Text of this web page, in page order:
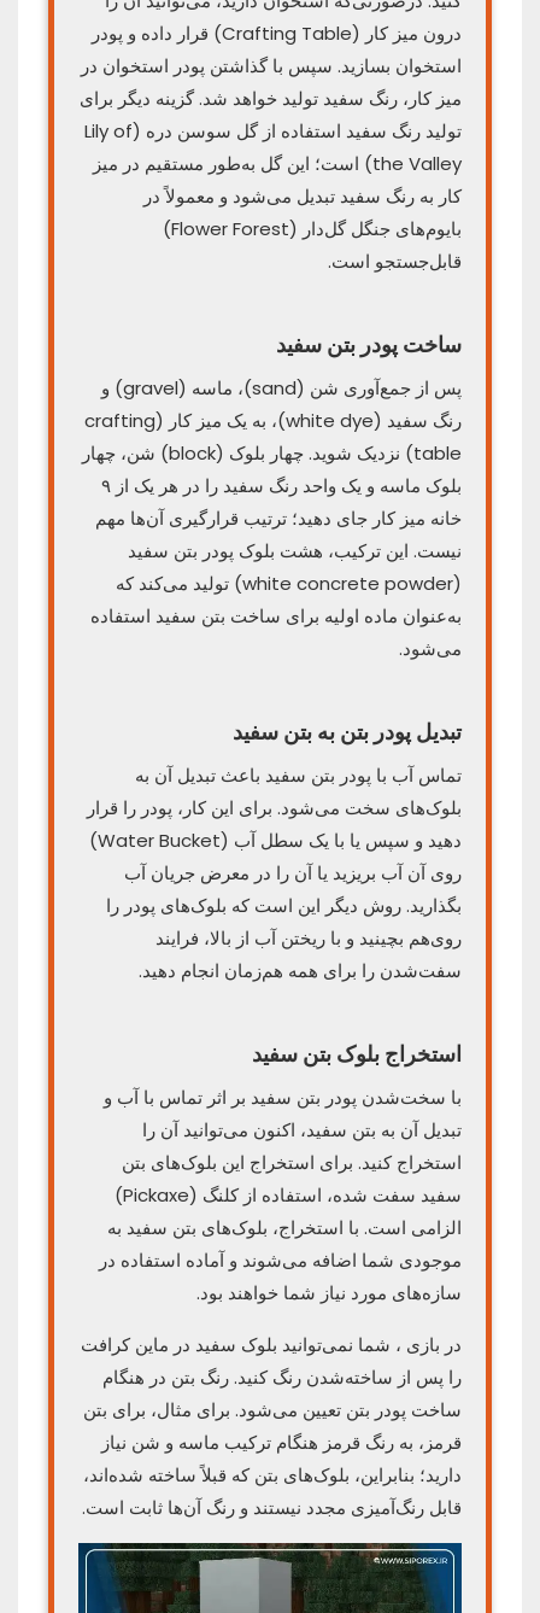
درون میز کار (Crafting Table) قرار داده و پودر
استخوان بسازید. سپس با گذاشتن پودر استخوان در
میز کار، رنگ سفید تولید خواهد شد. گزینه دیگر برای
تولید رنگ سفید استفاده از گل سوسن دره (Lily of
the Valley) است؛ این گل به‌طور مستقیم در میز
کار به رنگ سفید تبدیل می‌شود و معمولاً در
بایوم‌های جنگل گل‌دار (Flower Forest)
قابل‌جستجو است.
ساخت پودر بتن سفید
پس از جمع‌آوری شن (sand)، ماسه (gravel) و
رنگ سفید (white dye)، به یک میز کار (crafting
table) نزدیک شوید. چهار بلوک (block) شن، چهار
بلوک ماسه و یک واحد رنگ سفید را در هر یک از ۹
خانه میز کار جای دهید؛ ترتیب قرارگیری آن‌ها مهم
نیست. این ترکیب، هشت بلوک پودر بتن سفید
(white concrete powder) تولید می‌کند که
به‌عنوان ماده اولیه برای ساخت بتن سفید استفاده
می‌شود.
تبدیل پودر بتن به بتن سفید
تماس آب با پودر بتن سفید باعث تبدیل آن به
بلوک‌های سخت می‌شود. برای این کار، پودر را قرار
دهید و سپس یا با یک سطل آب (Water Bucket)
روی آن آب بریزید یا آن را در معرض جریان آب
بگذارید. روش دیگر این است که بلوک‌های پودر را
روی‌هم بچینید و با ریختن آب از بالا، فرایند
سفت‌شدن را برای همه هم‌زمان انجام دهید.
استخراج بلوک بتن سفید
با سخت‌شدن پودر بتن سفید بر اثر تماس با آب و
تبدیل آن به بتن سفید، اکنون می‌توانید آن را
استخراج کنید. برای استخراج این بلوک‌های بتن
سفید سفت شده، استفاده از کلنگ (Pickaxe)
الزامی است. با استخراج، بلوک‌های بتن سفید به
موجودی شما اضافه می‌شوند و آماده استفاده در
سازه‌های مورد نیاز شما خواهند بود.
در بازی ، شما نمی‌توانید بلوک سفید در ماین کرافت
را پس از ساخته‌شدن رنگ کنید. رنگ بتن در هنگام
ساخت پودر بتن تعیین می‌شود. برای مثال، برای بتن
قرمز، به رنگ قرمز هنگام ترکیب ماسه و شن نیاز
دارید؛ بنابراین، بلوک‌های بتن که قبلاً ساخته شده‌اند،
قابل رنگ‌آمیزی مجدد نیستند و رنگ آن‌ها ثابت است.